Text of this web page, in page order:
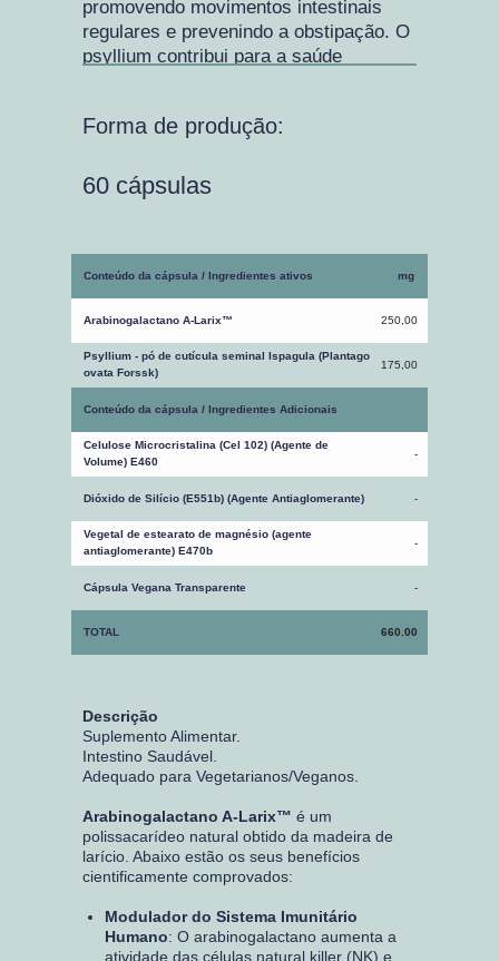
promovendo movimentos intestinais
regulares e prevenindo a obstipação. O
psyllium contribui para a saúde
Forma de produção:
60 cápsulas
Conteúdo da cápsula / Ingredientes ativos mg
Arabinogalactano A-Larix™ 250,00
Psyllium - pó de cutícula seminal Ispagula (Plantago
ovata Forssk)
175,00
Conteúdo da cápsula / Ingredientes Adicionais
Celulose Microcristalina (Cel 102) (Agente de
Volume) E460
-
Dióxido de Silício (E551b) (Agente Antiaglomerante) -
Vegetal de estearato de magnésio (agente
antiaglomerante) E470b
-
Cápsula Vegana Transparente -
TOTAL 660.00
Descrição
Suplemento Alimentar.
Intestino Saudável.
Adequado para Vegetarianos/Veganos.
Arabinogalactano A-Larix™ é um
polissacarídeo natural obtido da madeira de
larício. Abaixo estão os seus benefícios
cientificamente comprovados:
Modulador do Sistema Imunitário
Humano: O arabinogalactano aumenta a
atividade das células natural killer (NK) e